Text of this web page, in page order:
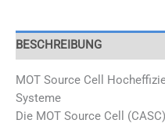
BESCHREIBUNG
MOT Source Cell
Systeme
Die MOT Source Cell